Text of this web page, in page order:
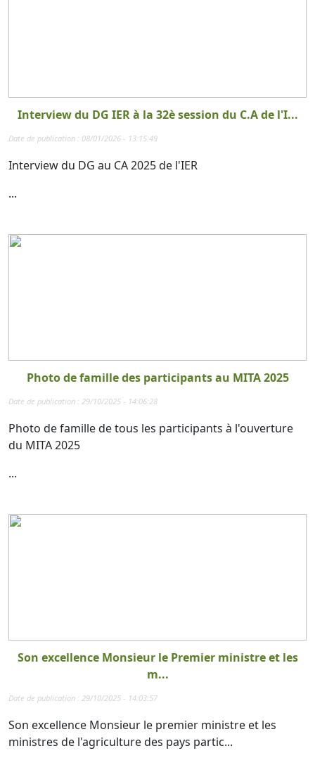
Interview du DG IER à la 32è session du C.A de l'I...
Date de publication : 08/01/2026 - 13:15:49
Interview du DG au CA 2025 de l'IER
...
Photo de famille des participants au MITA 2025
Date de publication : 29/10/2025 - 14:06:28
Photo de famille de tous les participants à l'ouverture
du MITA 2025
...
Son excellence Monsieur le Premier ministre et les
m...
Date de publication : 29/10/2025 - 14:03:57
Son excellence Monsieur le premier ministre et les
ministres de l'agriculture des pays partic...